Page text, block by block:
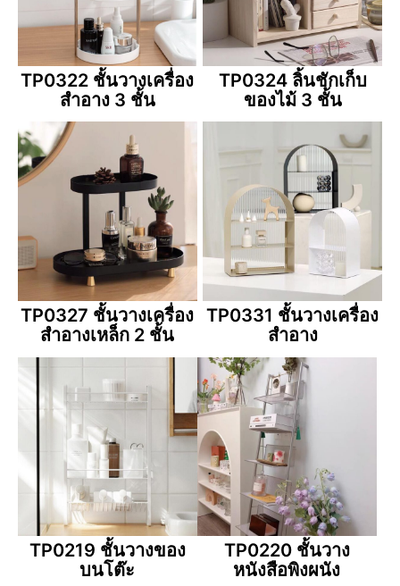
TP0322 ชั้นวางเครื่อง
สำอาง 3 ชั้น
TP0324 ลิ้นชักเก็บ
ของไม้ 3 ชั้น
TP0327 ชั้นวางเครื่อง
สำอางเหล็ก 2 ชั้น
TP0331 ชั้นวางเครื่อง
สำอาง
TP0219 ชั้นวางของ
บนโต๊ะ
TP0220 ชั้นวาง
หนังสือพิงผนัง